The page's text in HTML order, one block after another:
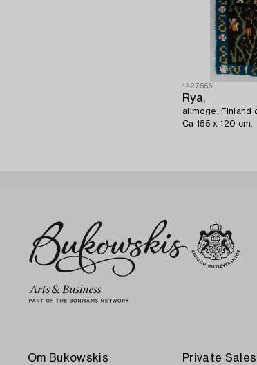
1427565
Rya,
allmoge, Finland
Ca 155 x 120 cm.
Om Bukowskis Private Sales